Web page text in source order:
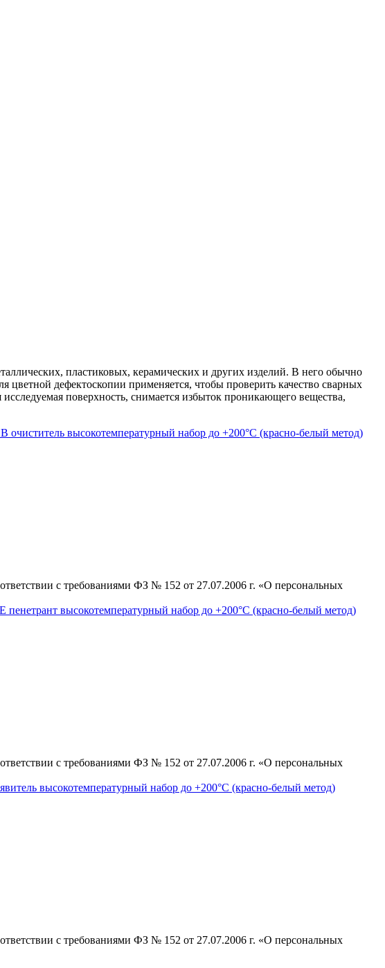
пластиковых, керамических и других изделий. В него обычно
цветной дефектоскопии применяется, чтобы проверить качество сварных
поверхность, снимается избыток проникающего вещества,
очиститель высокотемпературный набор до +200°С (красно-белый метод)
с требованиями ФЗ № 152 от 27.07.2006 г. «О персональных
пенетрант высокотемпературный набор до +200°С (красно-белый метод)
с требованиями ФЗ № 152 от 27.07.2006 г. «О персональных
высокотемпературный набор до +200°С (красно-белый метод)
с требованиями ФЗ № 152 от 27.07.2006 г. «О персональных